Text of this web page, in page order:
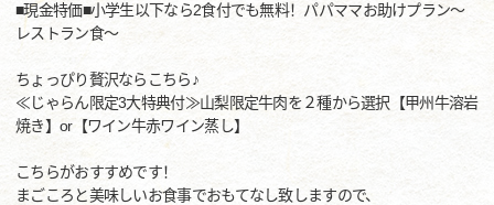
■現金特価■小学生以下なら2食付でも無料！パパママお助けプラン～
レストラン食～
ちょっぴり贅沢ならこちら♪
≪じゃらん限定3大特典付≫山梨限定牛肉を２種から選択【甲州牛溶岩
焼き】or【ワイン牛赤ワイン蒸し】
こちらがおすすめです！
まごころと美味しいお食事でおもてなし致しますので、